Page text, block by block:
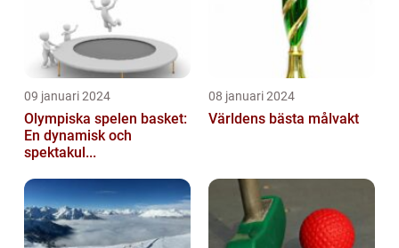
09 januari 2024
Olympiska spelen basket:
En dynamisk och
spektakul...
08 januari 2024
Världens bästa målvakt